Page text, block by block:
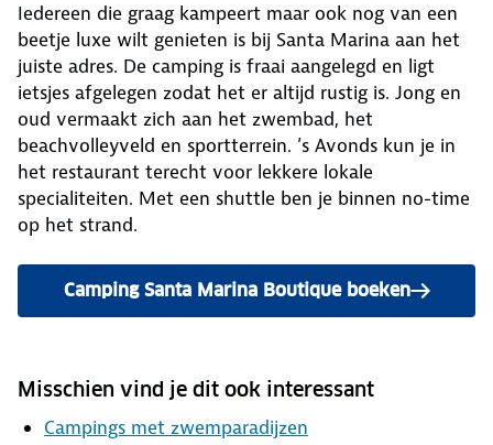
Iedereen die graag kampeert maar ook nog van een
beetje luxe wilt genieten is bij Santa Marina aan het
juiste adres. De camping is fraai aangelegd en ligt
ietsjes afgelegen zodat het er altijd rustig is. Jong en
oud vermaakt zich aan het zwembad, het
beachvolleyveld en sportterrein. ’s Avonds kun je in
het restaurant terecht voor lekkere lokale
specialiteiten. Met een shuttle ben je binnen no-time
op het strand.
Camping Santa Marina Boutique boeken
Misschien vind je dit ook interessant
Campings met zwemparadijzen